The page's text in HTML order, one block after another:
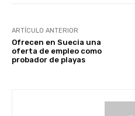
ARTÍCULO ANTERIOR
Ofrecen en Suecia una
oferta de empleo como
probador de playas